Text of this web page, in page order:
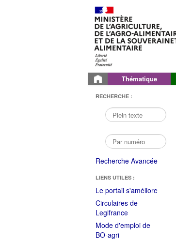
Thématique
RECHERCHE :
Recherche Avancée
LIENS UTILES :
Le portail s'améliore(Fichier
Circulaires de
Legifrance(Ouvrir
dans
une
Mode d'emploi de
BO-agri(Ouvrir